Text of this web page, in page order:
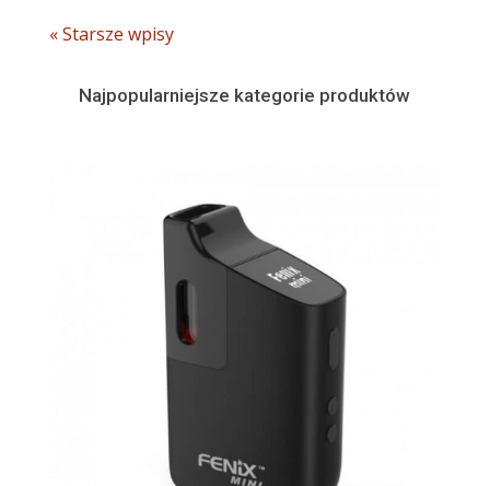
« Starsze wpisy
Najpopularniejsze kategorie produktów